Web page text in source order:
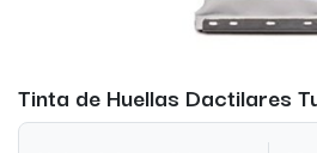
Tinta de Huellas Dactilares